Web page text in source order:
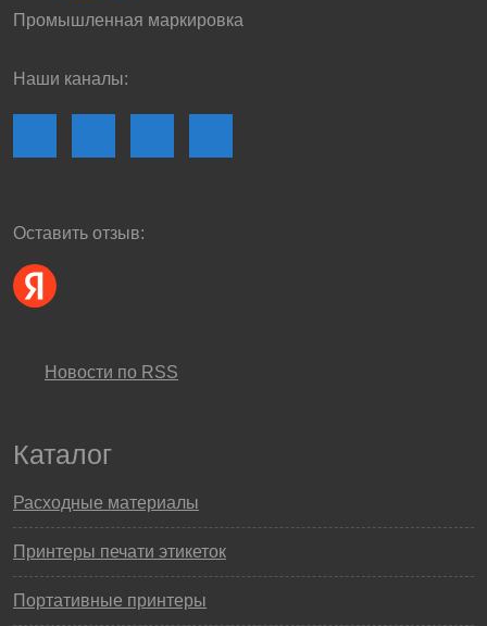
Промышленная маркировка
Наши каналы:
Оставить отзыв:
Новости по RSS
Каталог
Расходные материалы
Принтеры печати этикеток
Портативные принтеры